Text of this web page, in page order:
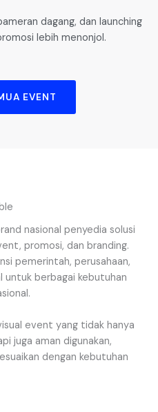
dagang, dan launching
lebih menonjol.
EVENT
nasional penyedia solusi
promosi, dan branding.
pemerintah, perusahaan,
untuk berbagai kebutuhan
event yang tidak hanya
juga aman digunakan,
dengan kebutuhan